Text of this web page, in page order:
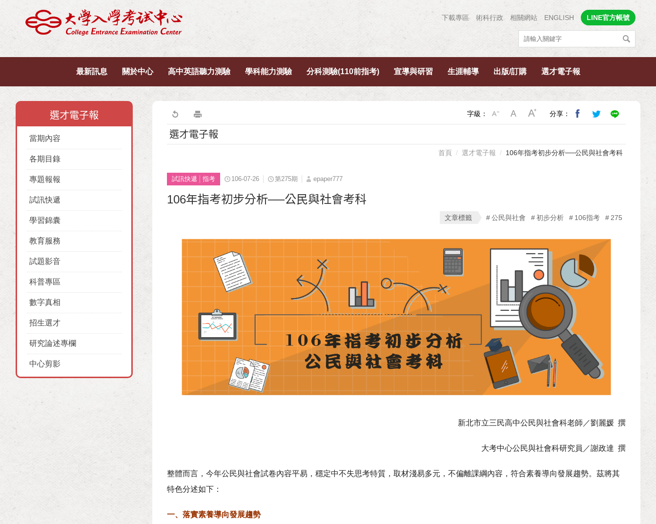
下載專區 術科行政 相關網站 ENGLISH LINE官方帳號
最新訊息 關於中心 高中英語聽力測驗 學科能力測驗 分科測驗(110前指考) 宣導與研習 生涯輔導 出版/訂購 選才電子報
選才電子報
當期內容
各期目錄
專題報報
試訊快遞
學習錦囊
教育服務
試題影音
科普專區
數字真相
招生選才
研究論述專欄
中心剪影
字級： 分享：
選才電子報
首頁 選才電子報 106年指考初步分析──公民與社會考科
試訊快遞 指考 106-07-26 第275期 epaper777
106年指考初步分析──公民與社會考科
文章標籤 公民與社會 初步分析 106指考 275
新北市立三民高中公民與社會科老師／劉麗媛 撰
大考中心公民與社會科研究員／謝政達 撰
整體而言，今年公民與社會試卷內容平易，穩定中不失思考特質，取材淺易多元，不偏離課綱內容，符合素養導向發展趨勢。茲將其
特色分述如下：
一、落實素養導向發展趨勢